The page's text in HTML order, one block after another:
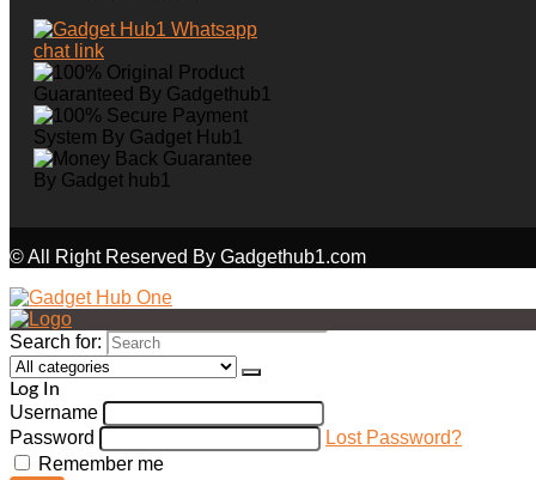
© All Right Reserved By Gadgethub1.com
Search for:
Log In
Username
Password
Lost Password?
Remember me